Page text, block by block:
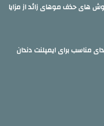
های حذف موهای زائد از مزایا
مناسب برای ایمپلنت دندان